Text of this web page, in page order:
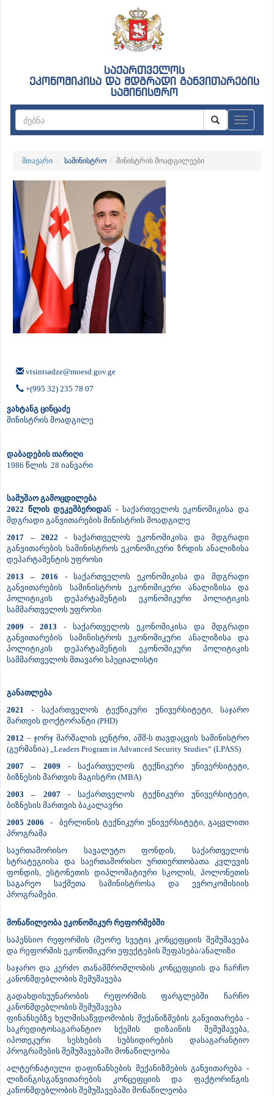
საქართველოს
ეკონომიკისა და მდგრადი განვითარების
სამინისტრო
მთავარი სამინისტრო მინისტრის მოადგილეები
vtsintsadze@moesd.gov.ge
+(995 32) 235 78 07
ვახტანგ ცინცაძე
მინისტრის მოადგილე
დაბადების თარიღი
1986 წლის 28 იანვარი
სამუშაო გამოცდილება
2022 წლის დეკემბერიდან - საქართველოს ეკონომიკისა და
მდგრადი განვითარების მინისტრის მოადგილე
2017 – 2022 - საქართველოს ეკონომიკისა და მდგრადი
განვითარების სამინისტროს ეკონომიკური ზრდის ანალიზისა
დეპარტამენტის უფროსი
2013 – 2016 - საქართველოს ეკონომიკისა და მდგრადი
განვითარების სამინისტროს ეკონომიკური ანალიზისა და
პოლიტიკის დეპარტამენტის ეკონომიკური პოლიტიკის
სამმართველოს უფროსი
2009 - 2013 - საქართველოს ეკონომიკისა და მდგრადი
განვითარების სამინისტროს ეკონომიკური ანალიზისა და
პოლიტიკის დეპარტამენტის ეკონომიკური პოლიტიკის
სამმართველოს მთავარი სპეციალისტი
განათლება
2021 - საქართველოს ტექნიკური უნივერსიტეტი, საჯარო
მართვის დოქტორანტი (PHD)
2012 – ჯორჯ მარშალის ცენტრი, აშშ-ს თავდაცვის სამინისტრო
(გერმანია) „Leaders Program in Advanced Security Studies“ (LPASS)
2007 – 2009 - საქართველოს ტექნიკური უნივერსიტეტი,
ბიზნესის მართვის მაგისტრი (MBA)
2003 – 2007- საქართველოს ტექნიკური უნივერსიტეტი,
ბიზნესის მართვის ბაკალავრი
2005 2006 - ბერლინის ტექნიკური უნივერსიტეტი, გაცვლითი
პროგრამა
საერთაშორისო სავალუტო ფონდის, საქართველოს
სტრატეგიისა და საერთაშორისო ურთიერთობათა კვლევის
ფონდის, ესტონეთის დიპლომატიური სკოლის, პოლონეთის
საგარეო საქმეთა სამინისტროსა და ევროკომისიის
პროგრამები.
მონაწილეობა ეკონომიკურ რეფორმებში
საპენსიო რეფორმის (მეორე სვეტი) კონცეფციის შემუშავება
და რეფორმის ეკონომიკური ეფექტების შეფასება/ანალიზი
საჯარო და კერძო თანამშრომლობის კონცეფციის და ჩარჩო
კანონმდებლობის შემუშავება
გადახდისუუნარობის რეფორმის ფარგლებში ჩარჩო
კანონმდებლობის შემუშავება
ფინანსებზე ხელმისაწვდომობის მექანიზმების განვითარება -
საკრედიტოსაგარანტიო სქემის დიზაინის შემუშავება,
იპოთეკური სესხების სუბსიდირების დასაგარანტიო
პროგრამების შემუშავებაში მონაწილეობა
ალტერნატიული დაფინანსების მექანიზმების განვითარება -
ლიზინგისგანვითარების კონცეფციის და ფაქტორინგის
კანონმდებლობის შემუშავებაში მონაწილეობა